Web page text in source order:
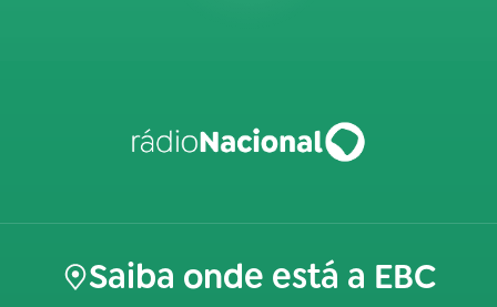
Saiba onde está a EBC